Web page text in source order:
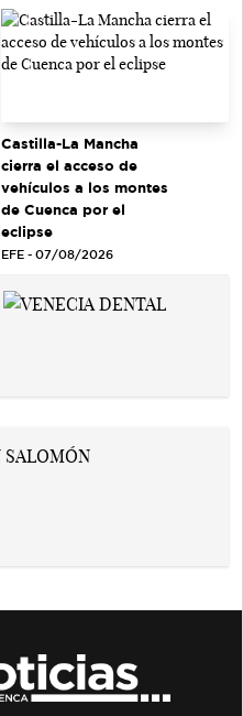
Castilla-La Mancha
cierra el acceso de
vehículos a los montes
de Cuenca por el
eclipse
EFE - 07/08/2026